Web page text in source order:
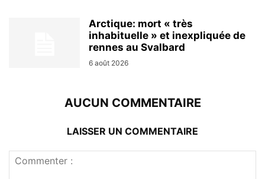
Arctique: mort « très
inhabituelle » et inexpliquée de
rennes au Svalbard
6 août 2026
AUCUN COMMENTAIRE
LAISSER UN COMMENTAIRE